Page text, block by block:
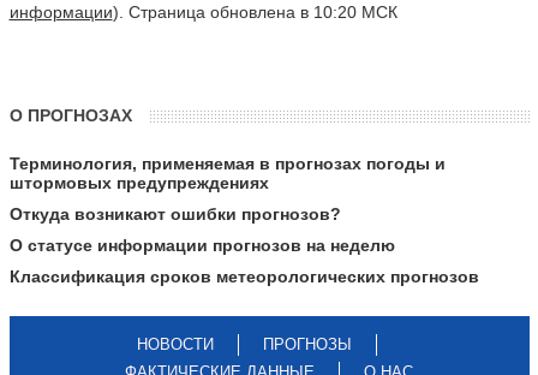
информации). Страница обновлена в 10:20 МСК
О ПРОГНОЗАХ
Терминология, применяемая в прогнозах погоды и
штормовых предупреждениях
Откуда возникают ошибки прогнозов?
О статусе информации прогнозов на неделю
Классификация сроков метеорологических прогнозов
НОВОСТИ
ПРОГНОЗЫ